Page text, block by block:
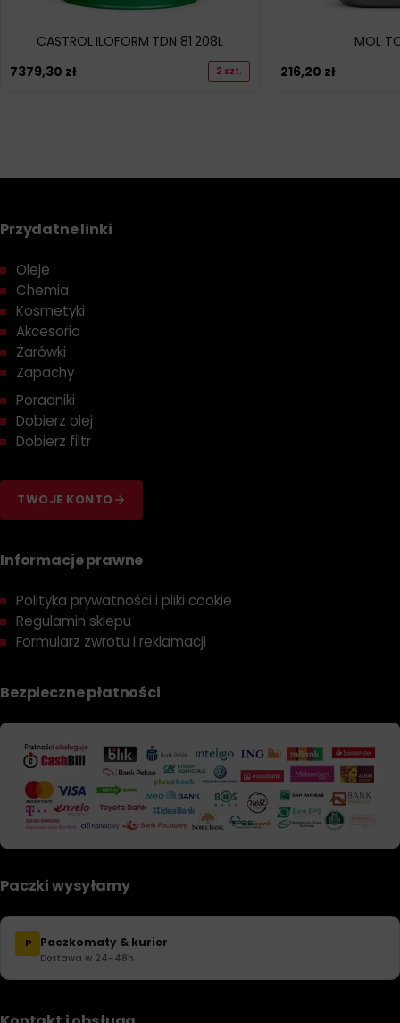
CASTROL ILOFORM TDN 81 208L
7379,30 zł 2 szt.
MOL
216,20 zł
Przydatne linki
Oleje
Chemia
Kosmetyki
Akcesoria
Żarówki
Zapachy
Poradniki
Dobierz olej
Dobierz filtr
TWOJE KONTO
Informacje prawne
Polityka prywatności i pliki cookie
Regulamin sklepu
Formularz zwrotu i reklamacji
Bezpieczne płatności
Paczki wysyłamy
P Paczkomaty & kurier
Dostawa w 24–48h